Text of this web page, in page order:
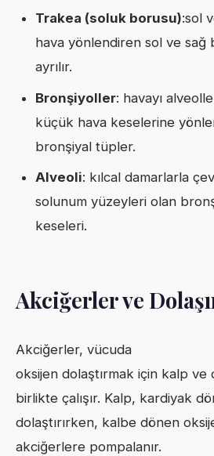
Trakea (soluk borusu):sol
hava yönlendiren sol ve
ayrılır.
Bronşiyoller: havayı
küçük hava keselerine
bronşiyal tüpler.
Alveoli: kılcal damarlarla
solunum yüzeyleri olan
keseleri.
Akciğerler ve
Akciğerler, vücuda
oksijen dolaştırmak için kalp ve
birlikte çalışır. Kalp, kardiyak
dolaştırırken, kalbe dönen
akciğerlere pompalanır.